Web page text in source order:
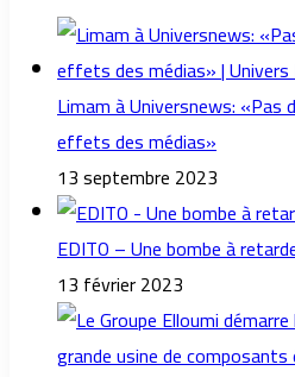
Limam à Universnews: «Pas
effets des médias»
13 septembre 2023
EDITO – Une bombe à
13 février 2023